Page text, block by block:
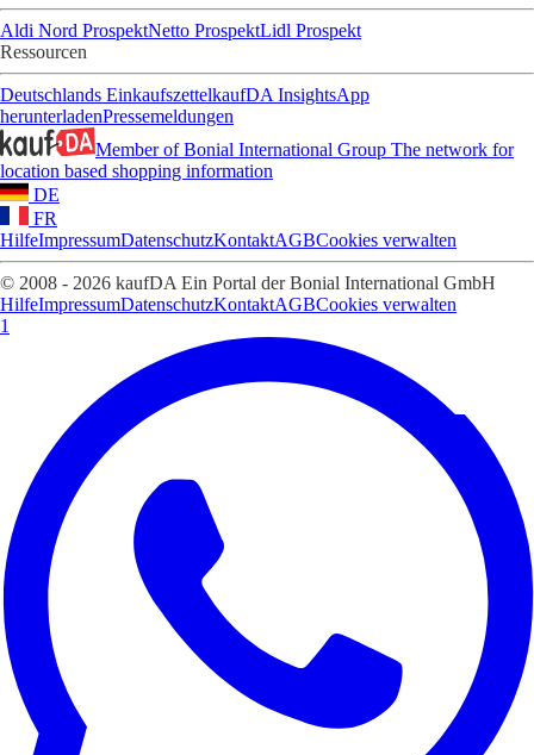
Aldi Nord ProspektNetto ProspektLidl Prospekt
Ressourcen
Deutschlands EinkaufszettelkaufDA InsightsApp
herunterladenPressemeldungen
Member of Bonial International Group The network for
location based shopping information
DE
FR
HilfeImpressumDatenschutzKontaktAGBCookies verwalten
© 2008 - 2026 kaufDA Ein Portal der Bonial International GmbH
HilfeImpressumDatenschutzKontaktAGBCookies verwalten
1